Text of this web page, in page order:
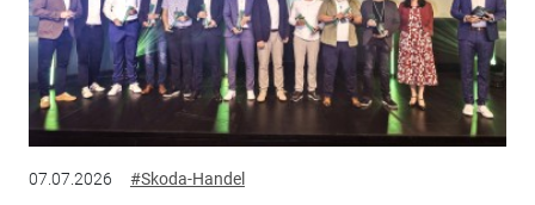
07.07.2026 #Skoda-Handel